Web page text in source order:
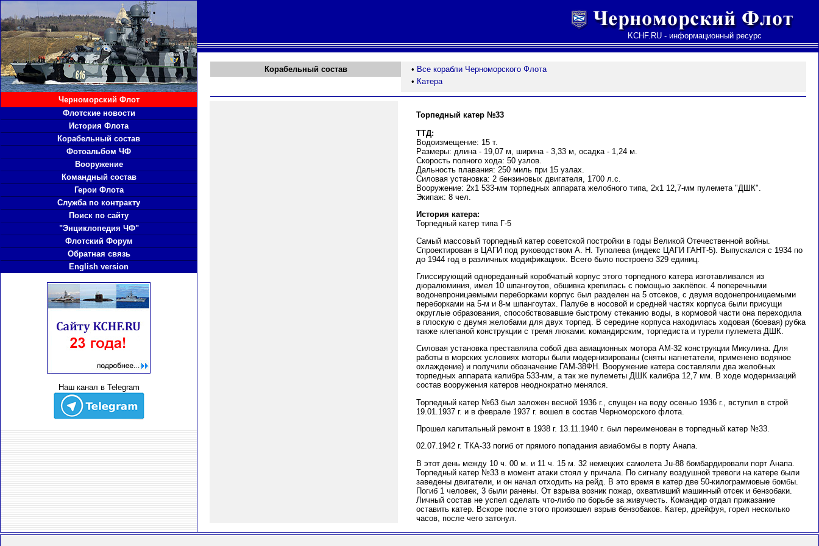
Черноморский Флот
Флотские новости
История Флота
Корабельный состав
Фотоальбом ЧФ
Вооружение
Командный состав
Герои Флота
Служба по контракту
Поиск по сайту
"Энциклопедия ЧФ"
Флотский Форум
Обратная связь
English version
Наш канал в Telegram
KCHF.RU - информационный ресурс
Корабельный состав • Все корабли Черноморского Флота
• Катера
Торпедный катер №33
ТТД:
Водоизмещение: 15 т.
Размеры: длина - 19,07 м, ширина - 3,33 м, осадка - 1,24 м.
Скорость полного хода: 50 узлов.
Дальность плавания: 250 миль при 15 узлах.
Силовая установка: 2 бензиновых двигателя, 1700 л.с.
Вооружение: 2х1 533-мм торпедных аппарата желобного типа, 2х1 12,7-мм пулемета "ДШК".
Экипаж: 8 чел.
История катера:
Торпедный катер типа Г-5
Самый массовый торпедный катер советской постройки в годы Великой Отечественной войны.
Спроектирован в ЦАГИ под руководством А. Н. Туполева (индекс ЦАГИ ГАНТ-5). Выпускался с 1934 по
до 1944 год в различных модификациях. Всего было построено 329 единиц.
Глиссирующий однореданный коробчатый корпус этого торпедного катера изготавливался из
дюралюминия, имел 10 шпангоутов, обшивка крепилась с помощью заклёпок. 4 поперечными
водонепроницаемыми переборками корпус был разделен на 5 отсеков, с двумя водонепроницаемыми
переборками на 5-м и 8-м шпангоутах. Палубе в носовой и средней частях корпуса были присущи
округлые образования, способствовавшие быстрому стеканию воды, в кормовой части она переходила
в плоскую с двумя желобами для двух торпед. В середине корпуса находилась ходовая (боевая) рубка
также клепаной конструкции с тремя люками: командирским, торпедиста и турели пулемета ДШК.
Силовая установка преставляла собой два авиационных мотора АМ-32 конструкции Микулина. Для
работы в морских условиях моторы были модернизированы (сняты нагнетатели, применено водяное
охлаждение) и получили обозначение ГАМ-38ФН. Вооружение катера составляли два желобных
торпедных аппарата калибра 533-мм, а так же пулеметы ДШК калибра 12,7 мм. В ходе модернизаций
состав вооружения катеров неоднократно менялся.
Торпедный катер №63 был заложен весной 1936 г., спущен на воду осенью 1936 г., вступил в строй
19.01.1937 г. и в феврале 1937 г. вошел в состав Черноморского флота.
Прошел капитальный ремонт в 1938 г. 13.11.1940 г. был переименован в торпедный катер №33.
02.07.1942 г. ТКА-33 погиб от прямого попадания авиабомбы в порту Анапа.
В этот день между 10 ч. 00 м. и 11 ч. 15 м. 32 немецких самолета Ju-88 бомбардировали порт Анапа.
Торпедный катер №33 в момент атаки стоял у причала. По сигналу воздушной тревоги на катере были
заведены двигатели, и он начал отходить на рейд. В это время в катер две 50-килограммовые бомбы.
Погиб 1 человек, 3 были ранены. От взрыва возник пожар, охвативший машинный отсек и бензобаки.
Личный состав не успел сделать что-либо по борьбе за живучесть. Командир отдал приказание
оставить катер. Вскоре после этого произошел взрыв бензобаков. Катер, дрейфуя, горел несколько
часов, после чего затонул.